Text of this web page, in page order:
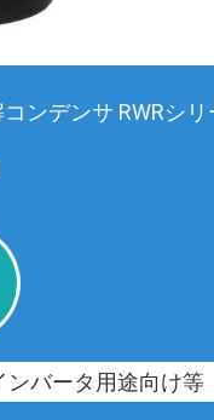
ンデンサ RWRシリ
ンバータ用途向け等